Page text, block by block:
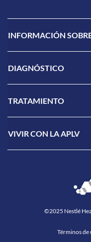
INFORMACIÓN
DIAGNÓSTICO
TRATAMIENTO
VIVIR CON LA APLV
©2025 Nestlé
Términos de